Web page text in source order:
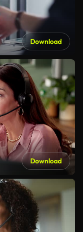
Download
Download